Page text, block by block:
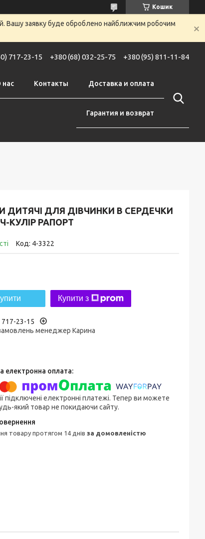
Кошик
Вашу заявку буде оброблено найближчим робочим
717-23-15 +380 (68) 032-25-75 +380 (95) 811-11-84
нас Контакты Доставка и оплата
Гарантия и возврат
ДИТЯЧІ ДЛЯ ДІВЧИНКИ В СЕРДЕЧКИ
КУЛІР РАПОРТ
Код: 4-3322
Купити з
717-23-15
менеджер Карина
підключені електронні платежі. Тепер ви можете
який товар не покидаючи сайту.
товару протягом 14 днів за домовленістю